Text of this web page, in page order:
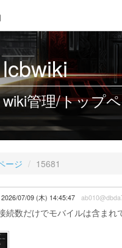
lcbwiki
wiki管理/トップ
ージ 15681
2026/07/09 (木) 14:45:47
続数だけでモバイルは含ま